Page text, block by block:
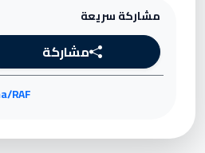
مشاركة سريعة
مشاركة
RAF